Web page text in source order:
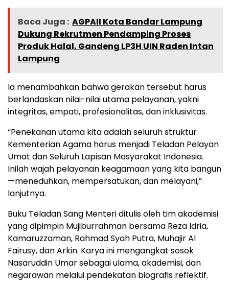
Baca Juga : AGPAII Kota Bandar Lampung
Dukung Rekrutmen Pendamping Proses
Produk Halal, Gandeng LP3H UIN Raden Intan
Lampung
Ia menambahkan bahwa gerakan tersebut harus
berlandaskan nilai-nilai utama pelayanan, yakni
integritas, empati, profesionalitas, dan inklusivitas.
“Penekanan utama kita adalah seluruh struktur
Kementerian Agama harus menjadi Teladan Pelayan
Umat dan Seluruh Lapisan Masyarakat Indonesia.
Inilah wajah pelayanan keagamaan yang kita bangun
—meneduhkan, mempersatukan, dan melayani,”
lanjutnya.
Buku Teladan Sang Menteri ditulis oleh tim akademisi
yang dipimpin Mujiburrahman bersama Reza Idria,
Kamaruzzaman, Rahmad Syah Putra, Muhajir Al
Fairusy, dan Arkin. Karya ini mengangkat sosok
Nasaruddin Umar sebagai ulama, akademisi, dan
negarawan melalui pendekatan biografis reflektif.